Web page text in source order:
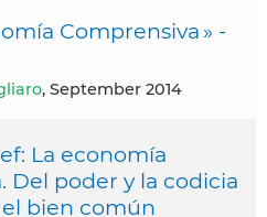
Comprensiva » -
, September 2014
La economía
Del poder y la codicia
bien común